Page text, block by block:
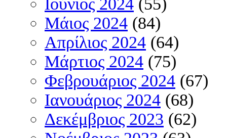
Μάιος 2024 (84)
Απρίλιος 2024 (64)
Μάρτιος 2024 (75)
Φεβρουάριος 2024 (67)
Ιανουάριος 2024 (68)
Δεκέμβριος 2023 (62)